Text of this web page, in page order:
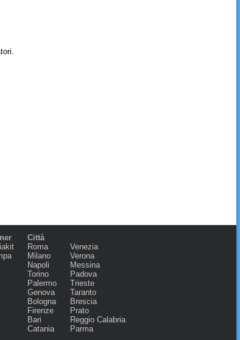
Città
Roma
Milano
Napoli
Torino
Palermo
Genova
Bologna
Firenze
Bari
Catania
Venezia
Verona
Messina
Padova
Trieste
Taranto
Brescia
Prato
Reggio Calabria
Parma